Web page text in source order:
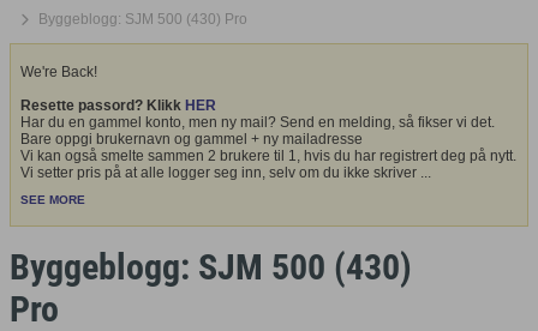
Byggeblogg: SJM 500 (430) Pro
We're Back!
Resette passord? Klikk HER
Har du en gammel konto, men ny mail? Send en melding, så fikser vi det.
Bare oppgi brukernavn og gammel + ny mailadresse
Vi kan også smelte sammen 2 brukere til 1, hvis du har registrert deg på nytt.
Vi setter pris på at alle logger seg inn, selv om du ikke skriver ...
SEE MORE
Byggeblogg: SJM 500 (430)
Pro